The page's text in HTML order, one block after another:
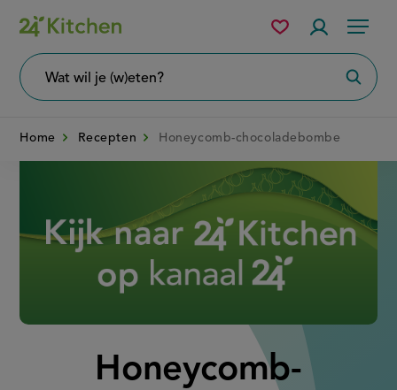
Overslaan
en
naar
Menu
wil
Mijn
bewaarde
Home Recepten Honeycomb-chocoladebombe
Honeycomb-